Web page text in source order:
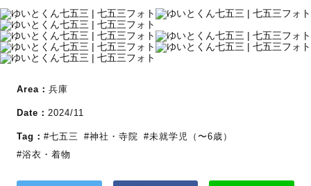
Area： 兵庫
Date： 2024/11
Tag： #七五三 #神社・寺院 #未就学児（〜6歳）
#浴衣・着物